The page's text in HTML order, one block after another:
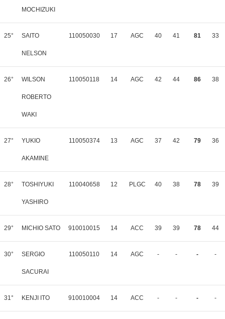
MOCHIZUKI
25° SAITO
NELSON
110050030 17 AGC 40 41 81 33
26° WILSON
ROBERTO
WAKI
110050118 14 AGC 42 44 86 38
27° YUKIO
AKAMINE
110050374 13 AGC 37 42 79 36
28° TOSHIYUKI
YASHIRO
110040658 12 PLGC 40 38 78 39
29° MICHIO SATO 910010015 14 ACC 39 39 78 44
30° SERGIO
SACURAI
110050110 14 AGC - - - -
31° KENJI ITO 910010004 14 ACC - - - -